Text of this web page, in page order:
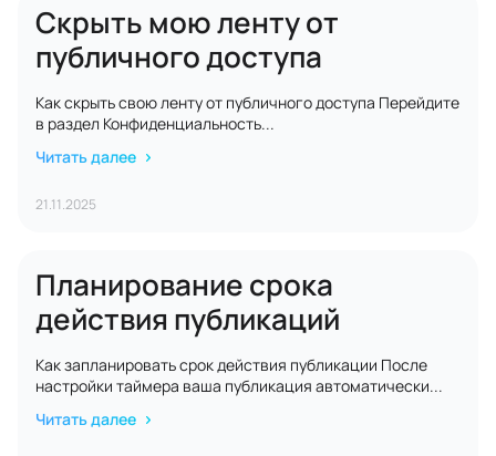
Скрыть мою ленту от
публичного доступа
Как скрыть свою ленту от публичного доступа Перейдите
в раздел Конфиденциальность...
Читать далее
21.11.2025
Планирование срока
действия публикаций
Как запланировать срок действия публикации После
настройки таймера ваша публикация автоматически...
Читать далее